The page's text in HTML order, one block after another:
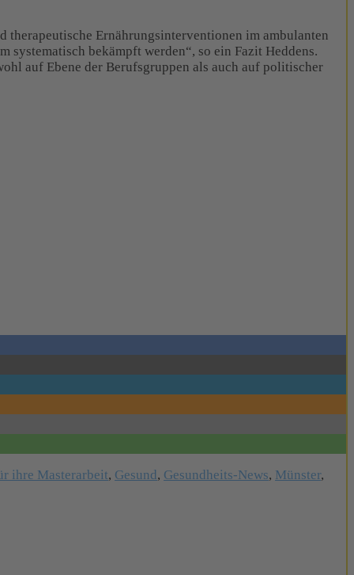
therapeutische Ernährungsinterventionen im ambulanten
systematisch bekämpft werden“, so ein Fazit Heddens.
auf Ebene der Berufsgruppen als auch auf politischer
ihre Masterarbeit, Gesund, Gesundheits-News, Münster,